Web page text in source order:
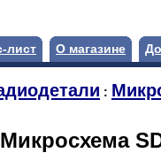
лист О магазине
:
Микросхема